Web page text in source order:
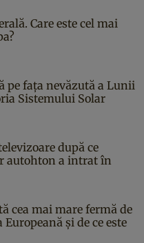
Care este cel mai
pe fața nevăzută a Lunii
Sistemului Solar
după ce
autohton a intrat în
cea mai mare fermă de
și de ce este